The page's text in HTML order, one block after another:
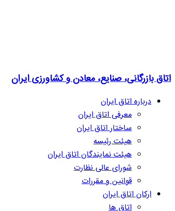
اتاق بازرگانی، صنایع، معادن و کشاورزی ایران
درباره اتاق ایران
معرفی اتاق ایران
ساختار اتاق ایران
هیئت رئیسه
هیئت نمایندگان اتاق ایران
شورای عالی نظارت
قوانین و مقررات
ارکان اتاق ایران
اتاق ها